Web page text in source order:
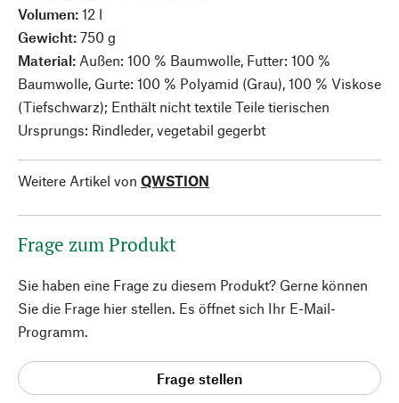
Volumen: 12 l
Gewicht: 750 g
Material: Außen: 100 % Baumwolle, Futter: 100 %
Baumwolle, Gurte: 100 % Polyamid (Grau), 100 % Viskose
(Tiefschwarz); Enthält nicht textile Teile tierischen
Ursprungs: Rindleder, vegetabil gegerbt
Weitere Artikel von QWSTION
Frage zum Produkt
Sie haben eine Frage zu diesem Produkt? Gerne können
Sie die Frage hier stellen. Es öffnet sich Ihr E-Mail-
Programm.
Frage stellen